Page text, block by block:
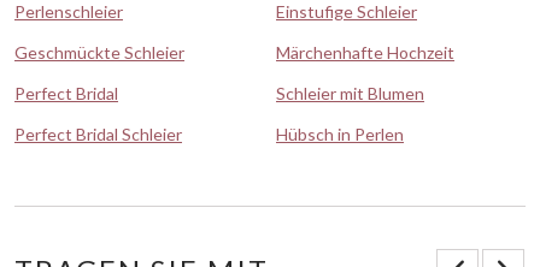
Perlenschleier
Einstufige Schleier
Geschmückte Schleier
Märchenhafte Hochzeit
Perfect Bridal
Schleier mit Blumen
Perfect Bridal Schleier
Hübsch in Perlen